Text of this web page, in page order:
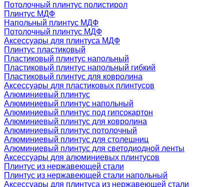
Потолочный плинтус полистирол
Плинтус МДФ
Напольный плинтус МДФ
Потолочный плинтус МДФ
Аксессуары для плинтуса МДФ
Плинтус пластиковый
Пластиковый плинтус напольный
Пластиковый плинтус напольный гибкий
Пластиковый плинтус для ковролина
Аксессуары для пластиковых плинтусов
Алюминиевый плинтус
Алюминиевый плинтус напольный
Алюминиевый плинтус под гипсокартон
Алюминиевый плинтус для ковролина
Алюминиевый плинтус потолочный
Алюминиевый плинтус для столешниц
Алюминиевый плинтус для светодиодной ленты
Аксессуары для алюминиевых плинтусов
Плинтус из нержавеющей стали
Плинтус из нержавеющей стали напольный
Аксессуары для плинтуса из нержавеющей стали